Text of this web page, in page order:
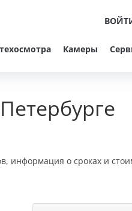
Камеры
информация о сроках и